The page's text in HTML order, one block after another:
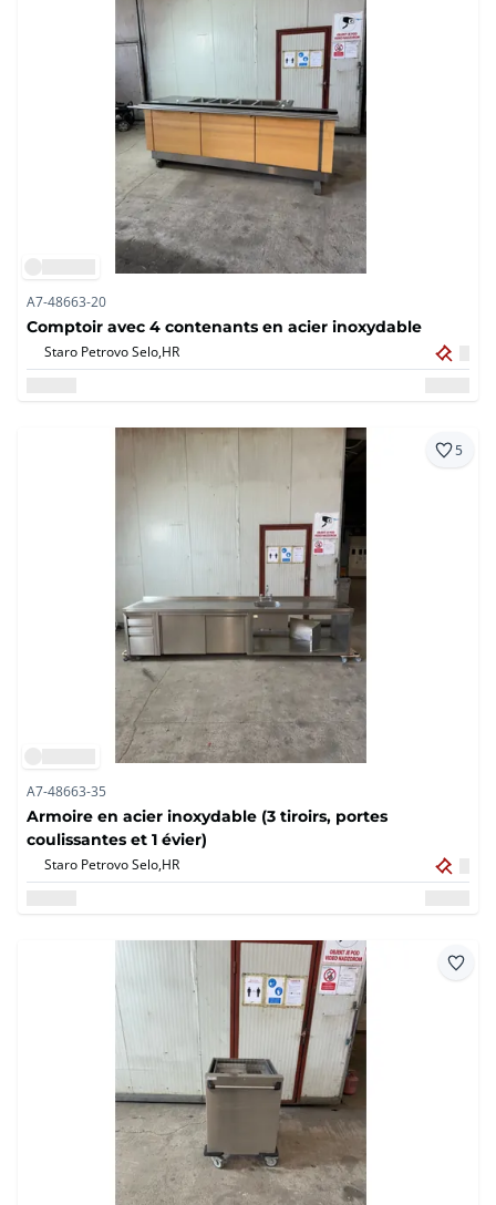
A7-48663-20
Comptoir avec 4 contenants en acier inoxydable
Staro Petrovo Selo,HR
5
A7-48663-35
Armoire en acier inoxydable (3 tiroirs, portes
coulissantes et 1 évier)
Staro Petrovo Selo,HR